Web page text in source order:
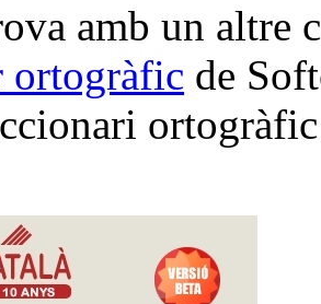
amb un altre
ortogràfic de